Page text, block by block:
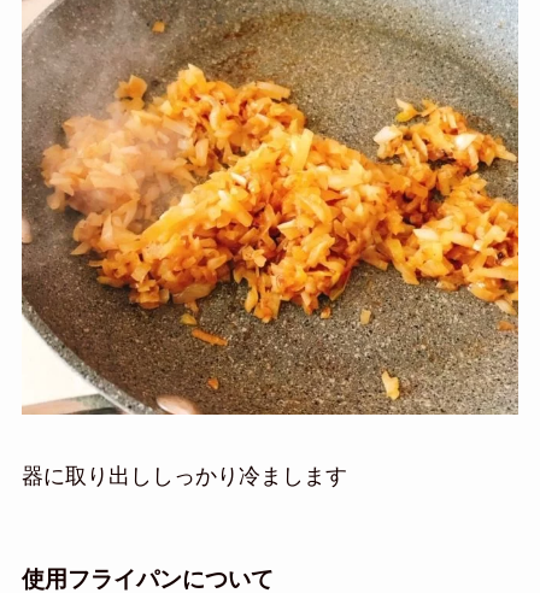
器に取り出ししっかり冷まします
使用フライパンについて